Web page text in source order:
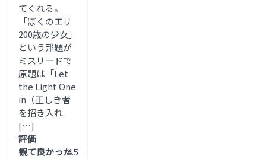
てくれる。
「ぼくのエリ
200歳の少女」
という邦題が
ミスリードで
原題は「Let
the Light One
in（正しき者
を招き入れ
[…]
評価
観て良かった4.5